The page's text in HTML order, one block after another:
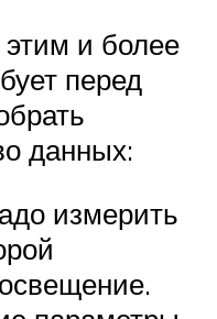
и более
перед
данных:
измерить